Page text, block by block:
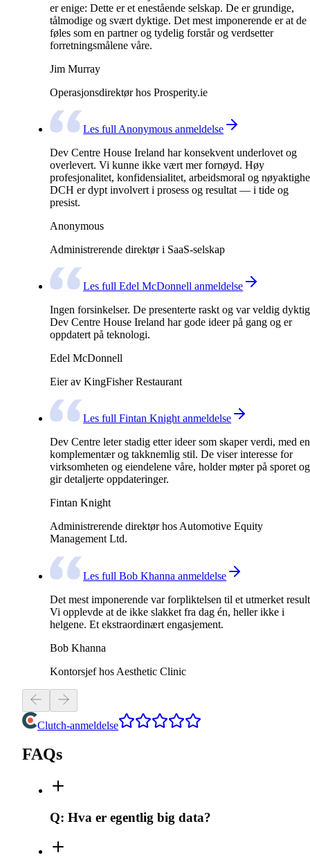
er enige: Dette er et enestående selskap. De er grundige,
tålmodige og svært dyktige. Det mest imponerende er at de
føles som en partner og tydelig forstår og verdsetter
forretningsmålene våre.
Jim Murray
Operasjonsdirektør hos Prosperity.ie
Les full Anonymous anmeldelse
Dev Centre House Ireland har konsekvent underlovet og
overlevert. Vi kunne ikke vært mer fornøyd. Høy
profesjonalitet, konfidensialitet, arbeidsmoral og
DCH er dypt involvert i prosess og resultat — i tide og
presist.
Anonymous
Administrerende direktør i SaaS-selskap
Les full Edel McDonnell anmeldelse
Ingen forsinkelser. De presenterte raskt og var veldig
Dev Centre House Ireland har gode ideer på gang og er
oppdatert på teknologi.
Edel McDonnell
Eier av KingFisher Restaurant
Les full Fintan Knight anmeldelse
Dev Centre leter stadig etter ideer som skaper verdi, med en
komplementær og takknemlig stil. De viser interesse for
virksomheten og eiendelene våre, holder møter på sporet og
gir detaljerte oppdateringer.
Fintan Knight
Administrerende direktør hos Automotive Equity
Management Ltd.
Les full Bob Khanna anmeldelse
Det mest imponerende var forpliktelsen til et utmerket
Vi opplevde at de ikke slakket fra dag én, heller ikke i
helgene. Et ekstraordinært engasjement.
Bob Khanna
Kontorsjef hos Aesthetic Clinic
Clutch-anmeldelse
FAQs
Q: Hva er egentlig big data?